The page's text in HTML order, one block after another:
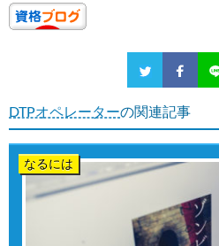
DTPオペレーターの関連記事
なるには